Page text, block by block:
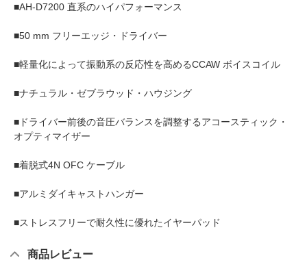
■AH-D7200 直系のハイパフォーマンス
■50 mm フリーエッジ・ドライバー
■軽量化によって振動系の反応性を高めるCCAW ボイスコイル
■ナチュラル・ゼブラウッド・ハウジング
■ドライバー前後の音圧バランスを調整するアコースティック・
オプティマイザー
■着脱式4N OFC ケーブル
■アルミダイキャストハンガー
■ストレスフリーで耐久性に優れたイヤーパッド
商品レビュー